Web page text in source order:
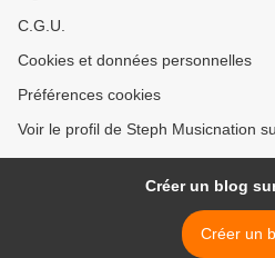
C.G.U.
Cookies et données personnelles
Préférences cookies
Voir le profil de Steph Musicnation
Créer un blog
Créer un